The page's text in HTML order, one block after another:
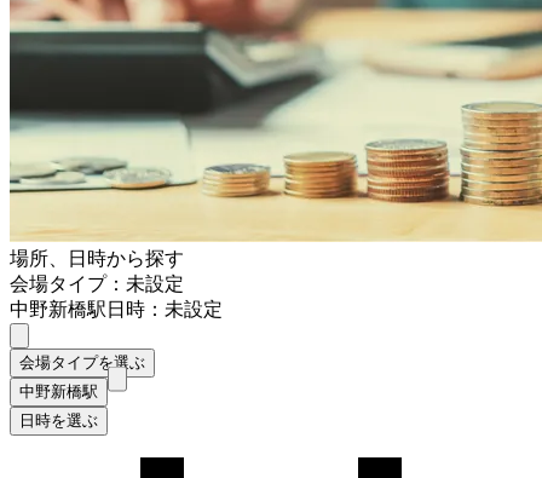
場所、日時から探す
会場タイプ：未設定
中野新橋駅日時：未設定
会場タイプを選ぶ
中野新橋駅
日時を選ぶ